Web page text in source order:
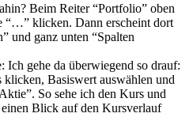
Beim Reiter “Portfolio” oben
“…” klicken. Dann erscheint dort
und ganz unten “Spalten
Ich gehe da überwiegend so drauf:
klicken, Basiswert auswählen und
So sehe ich den Kurs und
Blick auf den Kursverlauf